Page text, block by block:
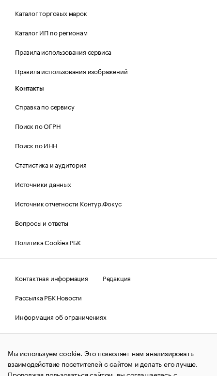
Каталог торговых марок
Каталог ИП по регионам
Правила использования сервиса
Правила использования изображений
Контакты
Справка по сервису
Поиск по ОГРН
Поиск по ИНН
Статистика и аудитория
Источники данных
Источник отчетности Контур.Фокус
Вопросы и ответы
Политика Cookies РБК
Контактная информация
Редакция
Рассылка РБК Новости
Информация об ограничениях
Правовая информация
О соблюдении авторских прав
© АО «РОСБИЗНЕСКОНСАЛТИНГ»,1995–2026.Сообщения
и материалы информационного агентства «РБК»
(зарегистрировано Федеральной службой по надзору в сфере
Мы используем cookie. Это позволяет нам анализировать
взаимодействие посетителей с сайтом и делать его лучше.